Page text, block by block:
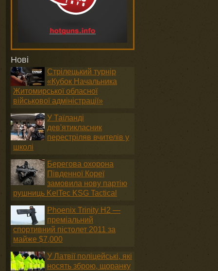
Нові
Стрілецький турнір
«Кубок Начальника
Житомирської обласної
військової адміністрації»
У Таїланді
дев'ятикласник
перестріляв вчителів у
школі
Берегова охорона
Південної Кореї
замовила нову партію
рушниць KelTec KSG Tactical
Phoenix Trinity H2 —
преміальний
спортивний пістолет 2011 за
майже $7,000
У Латвії поліцейські, які
носять зброю, щоранку